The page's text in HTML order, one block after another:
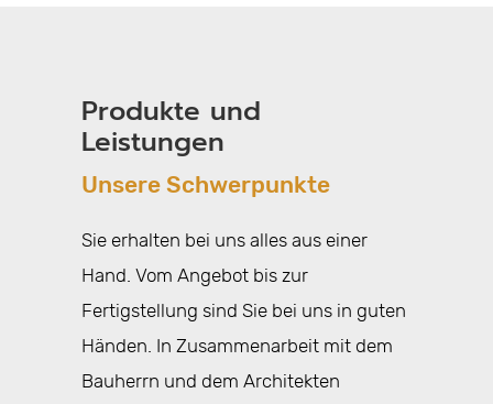
Produkte und
Leistungen
Unsere Schwerpunkte
Sie erhalten bei uns alles aus einer
Hand. Vom Angebot bis zur
Fertigstellung sind Sie bei uns in guten
Händen. In Zusammenarbeit mit dem
Bauherrn und dem Architekten